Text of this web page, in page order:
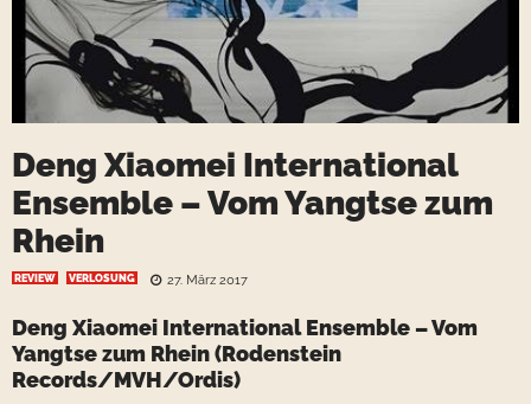
Deng Xiaomei International
Ensemble – Vom Yangtse zum
Rhein
REVIEW VERLOSUNG 27. März 2017
Deng Xiaomei International Ensemble – Vom
Yangtse zum Rhein (Rodenstein
Records/MVH/Ordis)